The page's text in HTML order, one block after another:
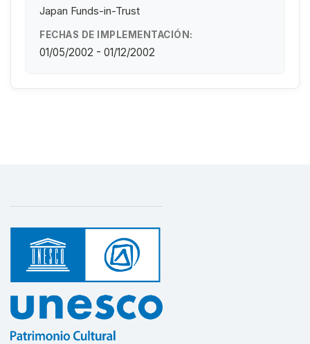
Japan Funds-in-Trust
FECHAS DE IMPLEMENTACIÓN:
01/05/2002 - 01/12/2002